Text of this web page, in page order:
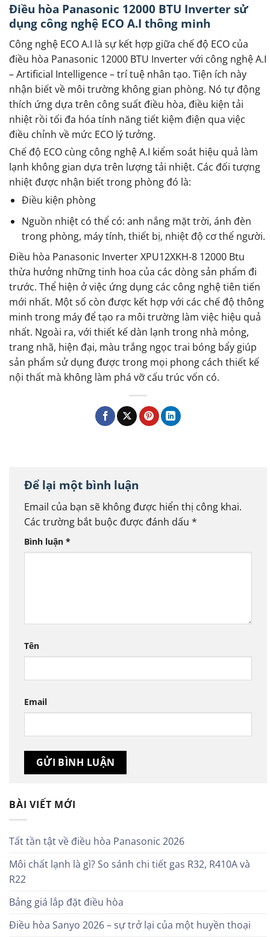
BÀI VIẾT MỚI
Tất tần tật về điều hòa Panasonic 2026
Môi chất lạnh là gì? So sánh chi tiết gas R32, R410A và
R22
Bảng giá lắp đặt điều hòa
Điều hòa Sanyo 2026 – sự trở lại của một huyền thoại
Điều hòa Panasonic 12000 BTU Inverter sử
dụng công nghệ ECO A.I thông minh
Công nghệ ECO A.I là sự kết hợp giữa chế độ ECO của
điều hòa Panasonic 12000 BTU Inverter với công nghệ A.I
– Artificial Intelligence – trí tuệ nhân tạo. Tiện ích này
nhận biết về môi trường không gian phòng. Nó tự động
thích ứng dựa trên công suất điều hòa, điều kiện tải
nhiệt rồi tối đa hóa tính năng tiết kiệm điện qua việc
điều chỉnh về mức ECO lý tưởng.
Chế độ ECO cùng công nghệ A.I kiểm soát hiệu quả làm
lạnh không gian dựa trên lượng tải nhiệt. Các đối tượng
nhiệt được nhận biết trong phòng đó là:
Điều kiện phòng
Nguồn nhiệt có thể có: anh nắng mặt trời, ánh đèn
trong phòng, máy tính, thiết bị, nhiệt độ cơ thể người.
Điều hòa Panasonic Inverter XPU12XKH-8 12000 Btu
thừa hưởng những tinh hoa của các dòng sản phẩm đi
trước. Thể hiện ở việc ứng dụng các công nghệ tiên tiến
mới nhất. Một số còn được kết hợp với các chế độ thông
minh trong máy để tạo ra môi trường làm việc hiệu quả
nhất. Ngoài ra, với thiết kế dàn lạnh trong nhà mỏng,
trang nhã, hiện đại, màu trắng ngọc trai bóng bẩy giúp
sản phẩm sử dụng được trong mọi phong cách thiết kế
nội thất mà không làm phá vỡ cấu trúc vốn có.
Để lại một bình luận
Email của bạn sẽ không được hiển thị công khai.
Các trường bắt buộc được đánh dấu *
Bình luận *
Tên
Email